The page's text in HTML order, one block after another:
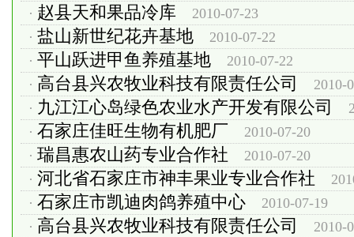
· 赵县天和果品冷库
2010-07-23
· 盐山新世纪花卉基地
2010-07-22
· 平山跃进甲鱼养殖基地
2010-07-22
· 高台县兴农牧业科技有限责任公司
2010-
· 九江江心岛绿色农业水产开发有限公司
· 石家庄佳旺生物有机肥厂
2010-07-20
· 瑞昌惠农山药专业合作社
2010-07-20
· 河北省石家庄市神丰果业专业合作社
· 石家庄市凯迪肉鸽养殖中心
2010-07-19
· 高台县兴农牧业科技有限责任公司
2010-